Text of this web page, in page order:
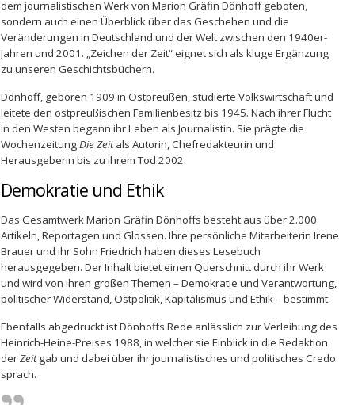
dem journalistischen Werk von Marion Gräfin Dönhoff geboten,
sondern auch einen Überblick über das Geschehen und die
Veränderungen in Deutschland und der Welt zwischen den 1940er-
Jahren und 2001. „Zeichen der Zeit“ eignet sich als kluge Ergänzung
zu unseren Geschichtsbüchern.
Dönhoff, geboren 1909 in Ostpreußen, studierte Volkswirtschaft und
leitete den ostpreußischen Familienbesitz bis 1945. Nach ihrer Flucht
in den Westen begann ihr Leben als Journalistin. Sie prägte die
WochenzeitungDie Zeitals Autorin, Chefredakteurin und
Herausgeberin bis zu ihrem Tod 2002.
Demokratie und Ethik
Das Gesamtwerk Marion Gräfin Dönhoffs besteht aus über 2.000
Artikeln, Reportagen und Glossen. Ihre persönliche Mitarbeiterin Irene
Brauer und ihr Sohn Friedrich haben dieses Lesebuch
herausgegeben. Der Inhalt bietet einen Querschnitt durch ihr Werk
und wird von ihren großen Themen – Demokratie und Verantwortung,
politischer Widerstand, Ostpolitik, Kapitalismus und Ethik – bestimmt.
Ebenfalls abgedruckt ist Dönhoffs Rede anlässlich zur Verleihung des
Heinrich-Heine-Preises 1988, in welcher sie Einblick in die Redaktion
derZeitgab und dabei über ihr journalistisches und politisches Credo
sprach.